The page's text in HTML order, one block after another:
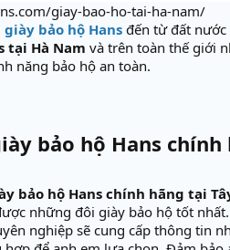
giay-bao-ho-tai-ha-nam/
giày bảo hộ Hans đến từ đất nước
tại Hà Nam và trên toàn thế giới
năng bảo hộ an toàn.
bảo hộ Hans chính
bảo hộ Hans chính hãng tại
những đôi giày bảo hộ tốt
nghiệp sẽ cung cấp thông tin